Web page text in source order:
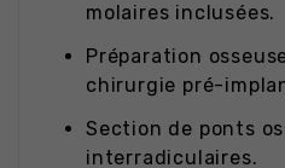
molaires inclusées.
Préparation
chirurgie pré-
Section de ponts
interradiculaires.